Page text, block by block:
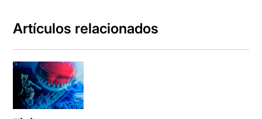
Artículos relacionados